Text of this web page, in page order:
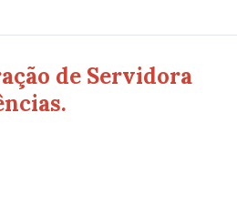
de Servidora